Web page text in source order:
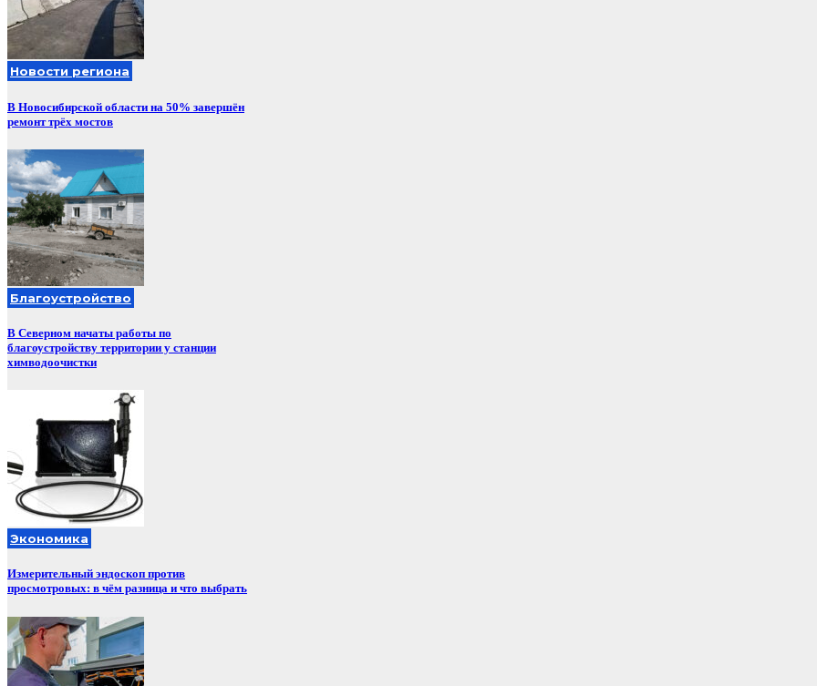
Новости региона
В Новосибирской области на 50% завершён
ремонт трёх мостов
Благоустройство
В Северном начаты работы по
благоустройству территории у станции
химводоочистки
Экономика
Измерительный эндоскоп против
просмотровых: в чём разница и что выбрать